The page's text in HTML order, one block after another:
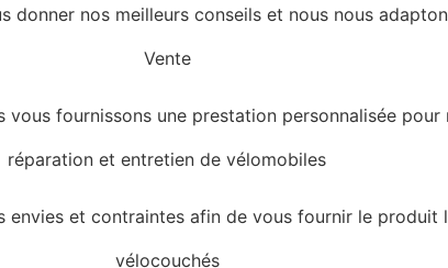
nos meilleurs conseils et nous nous
fournissons une prestation personnalisée
et contraintes afin de vous fournir le produit